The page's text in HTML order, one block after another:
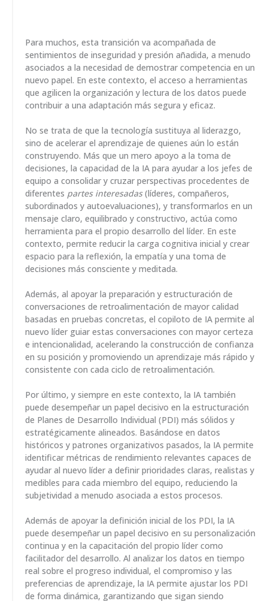
Para muchos, esta transición va acompañada de
sentimientos de inseguridad y presión añadida, a menudo
asociados a la necesidad de demostrar competencia en un
nuevo papel. En este contexto, el acceso a herramientas
que agilicen la organización y lectura de los datos puede
contribuir a una adaptación más segura y eficaz.
No se trata de que la tecnología sustituya al liderazgo,
sino de acelerar el aprendizaje de quienes aún lo están
construyendo. Más que un mero apoyo a la toma de
decisiones, la capacidad de la IA para ayudar a los jefes de
equipo a consolidar y cruzar perspectivas procedentes de
diferentes partes interesadas(líderes, compañeros,
subordinados y autoevaluaciones), y transformarlos en un
mensaje claro, equilibrado y constructivo, actúa como
herramienta para el propio desarrollo del líder. En este
contexto, permite reducir la carga cognitiva inicial y crear
espacio para la reflexión, la empatía y una toma de
decisiones más consciente y meditada.
Además, al apoyar la preparación y estructuración de
conversaciones de retroalimentación de mayor calidad
basadas en pruebas concretas, el copiloto de IA permite al
nuevo líder guiar estas conversaciones con mayor certeza
e intencionalidad, acelerando la construcción de confianza
en su posición y promoviendo un aprendizaje más rápido y
consistente con cada ciclo de retroalimentación.
Por último, y siempre en este contexto, la IA también
puede desempeñar un papel decisivo en la estructuración
de Planes de Desarrollo Individual (PDI) más sólidos y
estratégicamente alineados. Basándose en datos
históricos y patrones organizativos pasados, la IA permite
identificar métricas de rendimiento relevantes capaces de
ayudar al nuevo líder a definir prioridades claras, realistas y
medibles para cada miembro del equipo, reduciendo la
subjetividad a menudo asociada a estos procesos.
Además de apoyar la definición inicial de los PDI, la IA
puede desempeñar un papel decisivo en su personalización
continua y en la capacitación del propio líder como
facilitador del desarrollo. Al analizar los datos en tiempo
real sobre el progreso individual, el compromiso y las
preferencias de aprendizaje, la IA permite ajustar los PDI
de forma dinámica, garantizando que sigan siendo